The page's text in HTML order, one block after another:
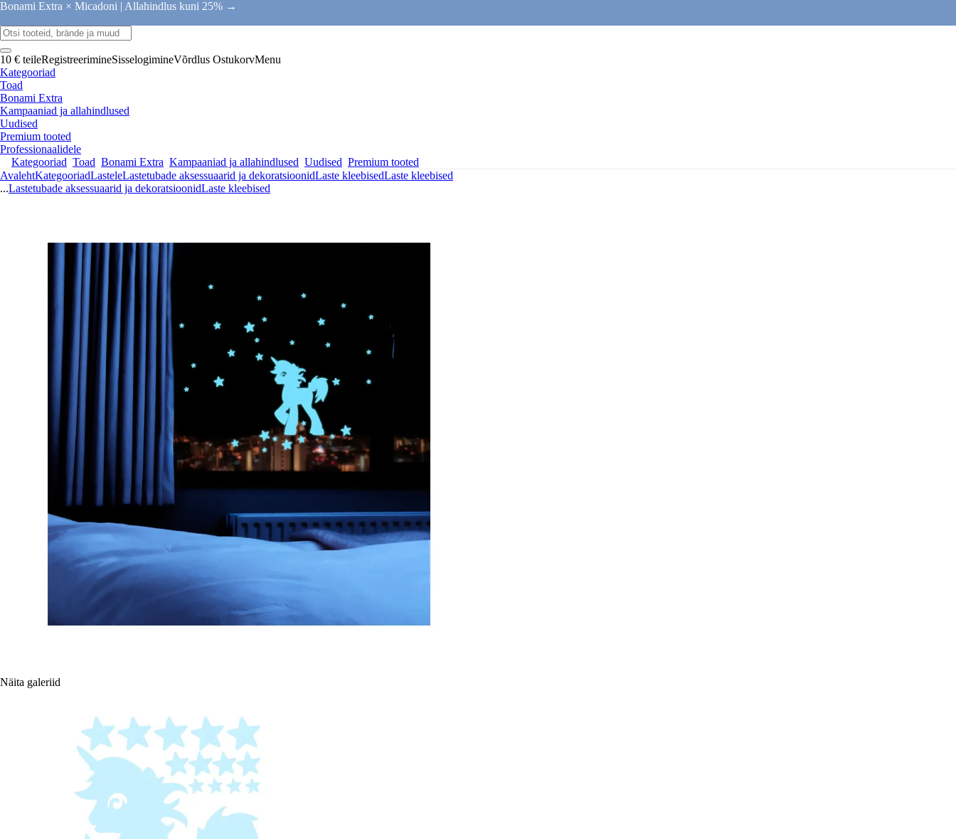
Bonami Extra × Micadoni | Allahindlus kuni 25% →
10 € teileRegistreerimineSisselogimineVõrdlus OstukorvMenu
Kategooriad
Toad
Bonami Extra
Kampaaniad ja allahindlused
Uudised
Premium tooted
Professionaalidele
Kategooriad Toad Bonami Extra Kampaaniad ja allahindlused Uudised Premium tooted
AvalehtKategooriadLasteleLastetubade aksessuaarid ja dekoratsioonidLaste kleebisedLaste kleebised
...Lastetubade aksessuaarid ja dekoratsioonidLaste kleebised
Näita galeriid